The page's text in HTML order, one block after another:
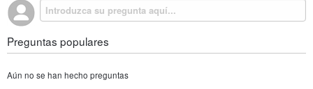
Preguntas populares
Aún no se han hecho preguntas